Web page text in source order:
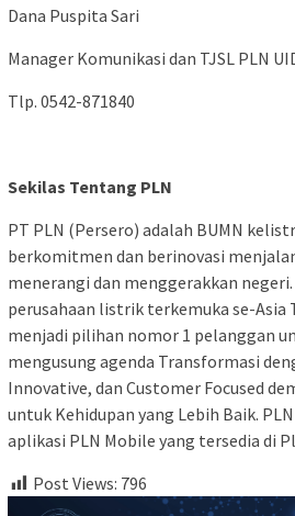
Dana Puspita Sari
Manager Komunikasi dan TJSL PLN
Tlp. 0542-871840
Sekilas Tentang PLN
PT PLN (Persero) adalah BUMN
berkomitmen dan berinovasi
menerangi dan menggerakkan
perusahaan listrik terkemuka se-Asia
menjadi pilihan nomor 1 pelanggan
mengusung agenda Transformasi
Innovative, dan Customer Focused
untuk Kehidupan yang Lebih Baik.
aplikasi PLN Mobile yang tersedia di
Post Views: 796